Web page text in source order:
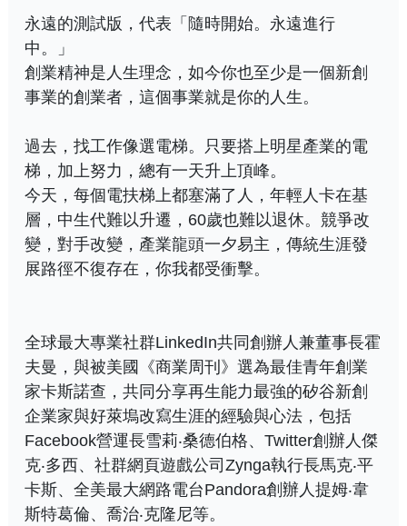
永遠的測試版，代表「隨時開始。永遠進行
中。」
創業精神是人生理念，如今你也至少是一個新創
事業的創業者，這個事業就是你的人生。
過去，找工作像選電梯。只要搭上明星產業的電
梯，加上努力，總有一天升上頂峰。
今天，每個電扶梯上都塞滿了人，年輕人卡在基
層，中生代難以升遷，60歲也難以退休。競爭改
變，對手改變，產業龍頭一夕易主，傳統生涯發
展路徑不復存在，你我都受衝擊。
全球最大專業社群LinkedIn共同創辦人兼董事長霍
夫曼，與被美國《商業周刊》選為最佳青年創業
家卡斯諾查，共同分享再生能力最強的矽谷新創
企業家與好萊塢改寫生涯的經驗與心法，包括
Facebook營運長雪莉‧桑德伯格、Twitter創辦人傑
克‧多西、社群網頁遊戲公司Zynga執行長馬克‧平
卡斯、全美最大網路電台Pandora創辦人提姆‧韋
斯特葛倫、喬治‧克隆尼等。